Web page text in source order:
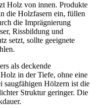
Holz von innen. Produkte
die Holzfasern ein, füllen
die Imprägnierung
Rissbildung und
setzt, sollte geeignete
als deckende
in der Tiefe, ohne eine
saugfähigen Hölzern ist die
Struktur geringer. Die